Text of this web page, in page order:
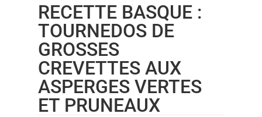
RECETTE BASQUE :
TOURNEDOS DE
GROSSES
CREVETTES AUX
ASPERGES VERTES
ET PRUNEAUX